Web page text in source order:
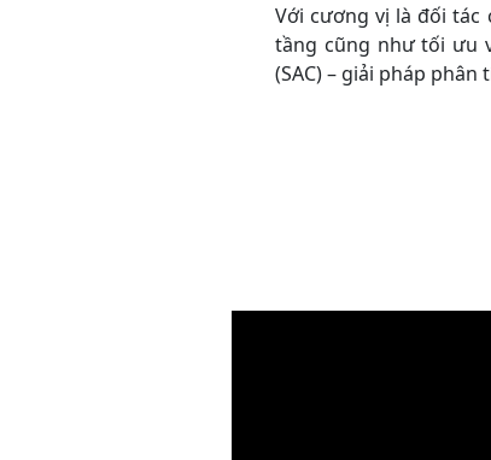
Với cương vị là đối tác
tầng cũng như tối ưu
(SAC) – giải pháp phân